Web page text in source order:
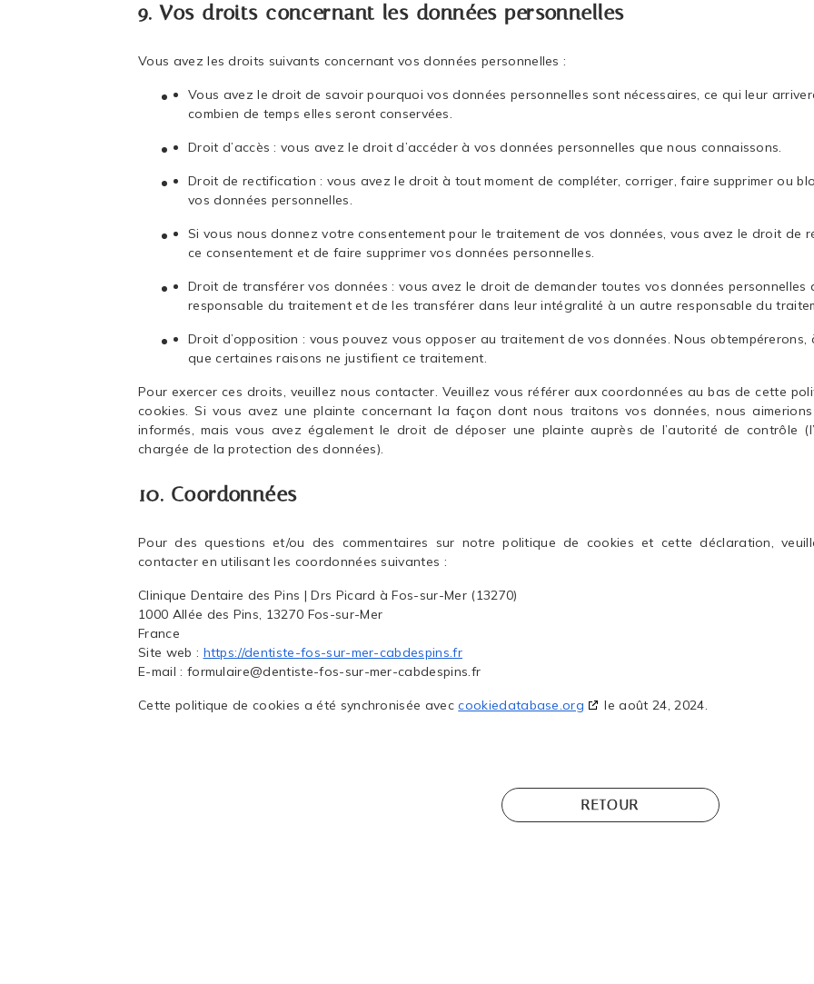
9. Vos droits concernant les données personnelles
Vous avez les droits suivants concernant vos données personnelles :
Vous avez le droit de savoir pourquoi vos données personnelles sont nécessaires, ce qui leur
combien de temps elles seront conservées.
Droit d’accès : vous avez le droit d’accéder à vos données personnelles que nous connaissons.
Droit de rectification : vous avez le droit à tout moment de compléter, corriger, faire supprimer ou
vos données personnelles.
Si vous nous donnez votre consentement pour le traitement de vos données, vous avez le droit de
ce consentement et de faire supprimer vos données personnelles.
Droit de transférer vos données : vous avez le droit de demander toutes vos données personnelles
responsable du traitement et de les transférer dans leur intégralité à un autre responsable du
Droit d’opposition : vous pouvez vous opposer au traitement de vos données. Nous obtempérerons,
que certaines raisons ne justifient ce traitement.
Pour exercer ces droits, veuillez nous contacter. Veuillez vous référer aux coordonnées au bas de cette
cookies. Si vous avez une plainte concernant la façon dont nous traitons vos données, nous
informés, mais vous avez également le droit de déposer une plainte auprès de l’autorité de contrôle
chargée de la protection des données).
10. Coordonnées
Pour des questions et/ou des commentaires sur notre politique de cookies et cette déclaration,
contacter en utilisant les coordonnées suivantes :
Clinique Dentaire des Pins | Drs Picard à Fos-sur-Mer (13270)
1000 Allée des Pins, 13270 Fos-sur-Mer
France
Site web : https://dentiste-fos-sur-mer-cabdespins.fr
E-mail : formulaire@dentiste-fos-sur-mer-cabdespins.fr
Cette politique de cookies a été synchronisée aveccookiedatabase.org le août 24, 2024.
RETOUR